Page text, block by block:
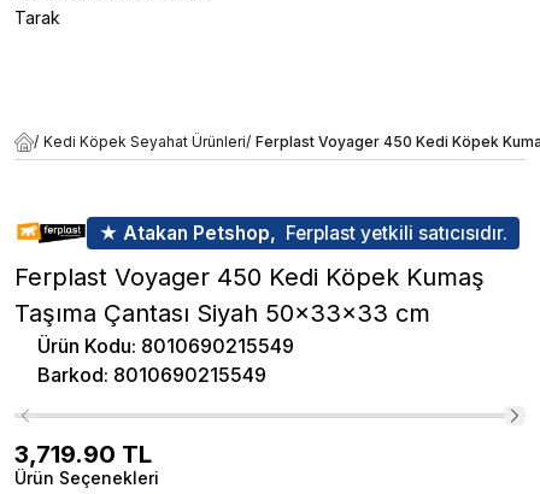
Tarak
/ Kedi Köpek Seyahat Ürünleri/ Ferplast Voyager 450 Kedi Köpek
★ Atakan Petshop, Ferplast yetkili satıcısıdır.
Ferplast Voyager 450 Kedi Köpek Kumaş
Taşıma Çantası Siyah 50x33x33 cm
Ürün Kodu: 8010690215549
Barkod: 8010690215549
3,719.90 TL
Ürün Seçenekleri